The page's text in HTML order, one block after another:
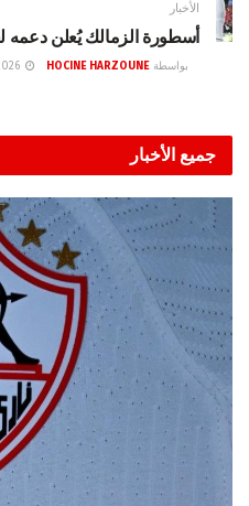
الأخبار
أسطورة الزمالك يُعلن دعمه
بواسطة HOCINE HARZOUNE
جميع الأخبار